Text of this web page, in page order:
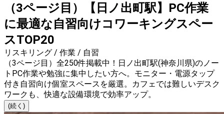
（3ページ目）【日ノ出町駅】PC作業
に最適な自習向けコワーキングスペー
スTOP20
リスキリング / 作業 / 自習
（3ページ目）全250件掲載中！日ノ出町駅(神奈川県)のノー
トPC作業や勉強に集中したい方へ。モニター・電源タップ
付き自習向け個室スペースを厳選。カフェでは難しいデスク
ワークも、快適な設備環境で効率アップ。
(続く)